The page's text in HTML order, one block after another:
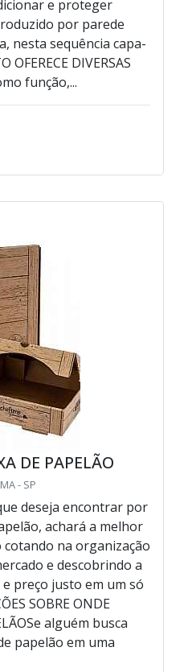
e proteger
por parede
nesta sequência capa-
OFERECE DIVERSAS
função,...
DE PAPELÃO
- SP
deseja encontrar por
achará a melhor
na organização
e descobrindo a
preço justo em um só
SOBRE ONDE
alguém busca
papelão em uma